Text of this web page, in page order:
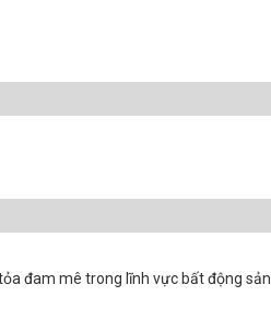
đam mê trong lĩnh vực bất động sản.